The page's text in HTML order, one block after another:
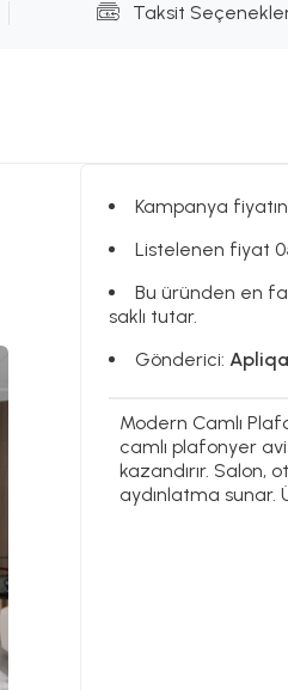
Taksit
Kampanya
Listelenen fiyat
Bu üründen en
saklı tutar.
Gönderici:
Modern Camlı
camlı plafonyer
kazandırır.
aydınlatma sunar.